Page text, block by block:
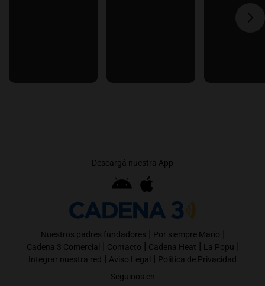
Descargá nuestra App
Nuestros padres fundadores | Por siempre Mario |
Cadena 3 Comercial | Contacto | Cadena Heat | La Popu |
Integrar nuestra red | Aviso Legal | Política de Privacidad
Seguinos en